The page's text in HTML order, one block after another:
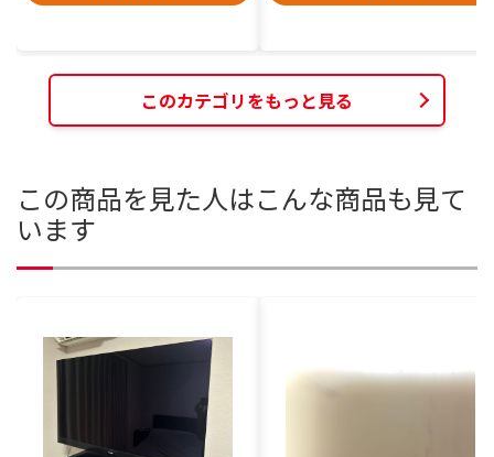
このカテゴリをもっと見る
この商品を見た人はこんな商品も見て
います